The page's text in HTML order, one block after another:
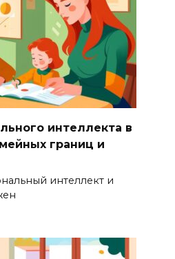
интеллекта в
границ и
интеллект и